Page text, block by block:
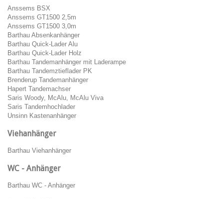
Anssems BSX
Anssems GT1500 2,5m
Anssems GT1500 3,0m
Barthau Absenkanhänger
Barthau Quick-Lader Alu
Barthau Quick-Lader Holz
Barthau Tandemanhänger mit Laderampe
Barthau Tandemztieflader PK
Brenderup Tandemanhänger
Hapert Tandemachser
Saris Woody, McAlu, McAlu Viva
Saris Tandemhochlader
Unsinn Kastenanhänger
Viehanhänger
Barthau Viehanhänger
WC - Anhänger
Barthau WC - Anhänger